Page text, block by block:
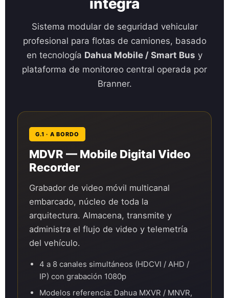
integra
Sistema modular de seguridad vehicular
profesional para flotas de camiones, basado
en tecnología Dahua Mobile / Smart Bus y
plataforma de monitoreo central operada por
Branner.
G.1 · A BORDO
MDVR — Mobile Digital Video
Recorder
Grabador de video móvil multicanal
embarcado, núcleo de toda la
arquitectura. Almacena, transmite y
administra el flujo de video y telemetría
del vehículo.
4 a 8 canales simultáneos (HDCVI / AHD /
IP) con grabación 1080p
Modelos referencia: Dahua MXVR / MNVR,